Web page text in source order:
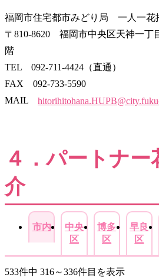
福岡市住宅都市みどり局 一人一
〒810-8620 福岡市中央区天神一
階
TEL 092-711-4424（直通）
FAX 092-733-5590
MAIL
４．パートナー
介
市内
中央
区
博多
区
早良
区
533件中 316～336件目を表示